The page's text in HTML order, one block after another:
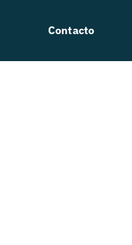
Contacto